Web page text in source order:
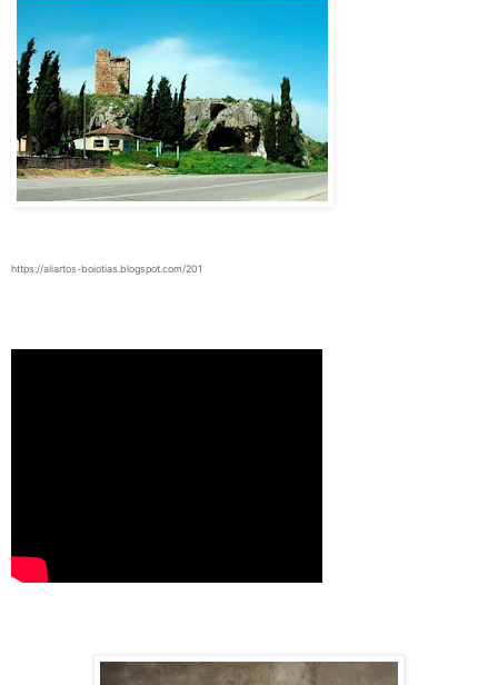
https://aliartos-boiotias.blogspot.com/201